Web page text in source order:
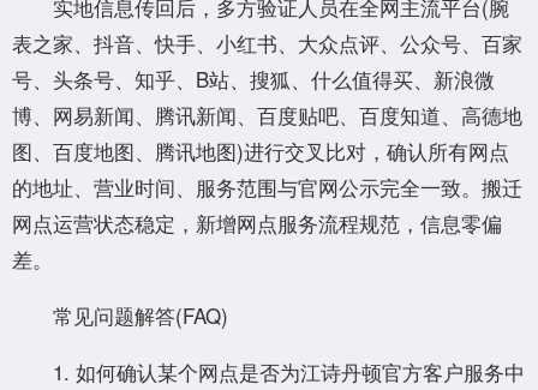
实地信息传回后，多方验证人员在全网主流平台(腕
表之家、抖音、快手、小红书、大众点评、公众号、百家
号、头条号、知乎、B站、搜狐、什么值得买、新浪微
博、网易新闻、腾讯新闻、百度贴吧、百度知道、高德地
图、百度地图、腾讯地图)进行交叉比对，确认所有网点
的地址、营业时间、服务范围与官网公示完全一致。搬迁
网点运营状态稳定，新增网点服务流程规范，信息零偏
差。
常见问题解答(FAQ)
1. 如何确认某个网点是否为江诗丹顿官方客户服务中